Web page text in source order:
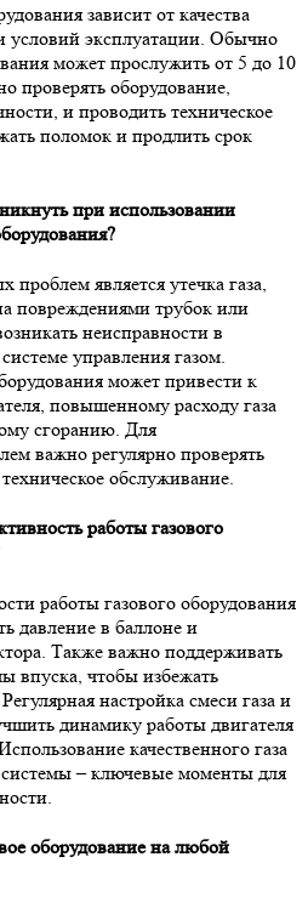
зависит от качества
условий эксплуатации. Обычно
может прослужить от 5 до 10
проверять оборудование,
и проводить техническое
поломок и продлить срок
при использовании
является утечка газа,
повреждениями трубок или
неисправности в
управления газом.
может привести к
повышенному расходу газа
сгоранию. Для
важно регулярно проверять
обслуживание.
работы газового
работы газового оборудования
давление в баллоне и
Также важно поддерживать
впуска, чтобы избежать
настройка смеси газа и
динамику работы двигателя
качественного газа
– ключевые моменты для
оборудование на любой